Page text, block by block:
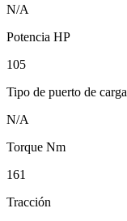
N/A
Potencia HP
105
Tipo de puerto de carga
N/A
Torque Nm
161
Tracción